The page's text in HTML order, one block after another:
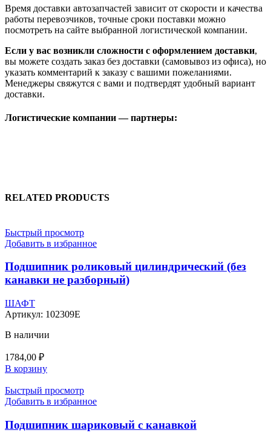
Время доставки автозапчастей зависит от скорости и качества
работы перевозчиков, точные сроки поставки можно
посмотреть на сайте выбранной логистической компании.
Если у вас возникли сложности с оформлением доставки,
вы можете создать заказ без доставки (самовывоз из офиса), но
указать комментарий к заказу с вашими пожеланиями.
Менеджеры свяжутся с вами и подтвердят удобный вариант
доставки.
Логистические компании — партнеры:
RELATED PRODUCTS
Быстрый просмотр
Добавить в избранное
Подшипник роликовый цилиндрический (без
канавки не разборный)
ШАФТ
Артикул: 102309E
В наличии
1784,00 ₽
В корзину
Быстрый просмотр
Добавить в избранное
Подшипник шариковый с канавкой